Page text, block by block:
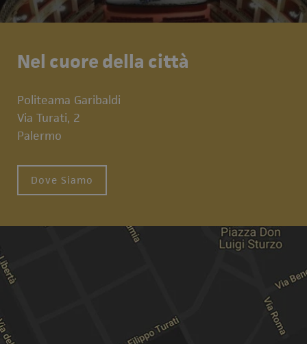
Nel cuore della città
Politeama Garibaldi
Via Turati, 2
Palermo
Dove Siamo